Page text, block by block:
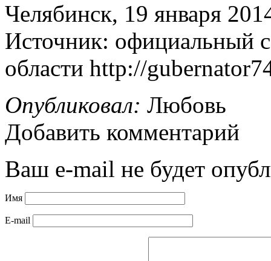
Челябинск, 19 января
Источник: официальный
области http://
Опубликовал: Любовь
Добавить комментарий
Ваш e-mail не будет
Имя
E-mail